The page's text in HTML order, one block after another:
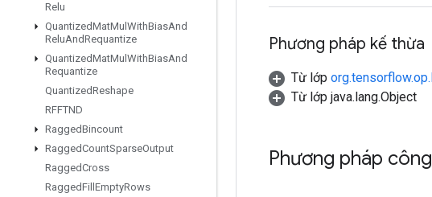
Relu
QuantizedMatMul WithBiasAnd
ReluAndRequantize
QuantizedMatMul WithBiasAnd
Requantize
QuantizedReshape
RFFTND
RaggedBincount
RaggedCountSparseOutput
RaggedCross
RaggedFill EmptyRows
Phương pháp kế thừa
Từ lớp
Từ lớp java.lang.Object
Phương pháp